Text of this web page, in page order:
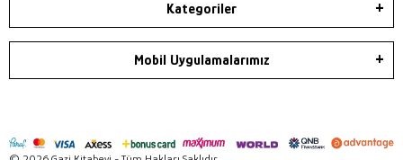
Kategoriler
Mobil Uygulamalarımız